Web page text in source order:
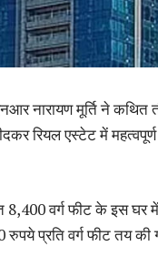
नारायण मूर्ति ने कथित
रियल एस्टेट में
8,400 वर्ग फीट के इस घर
रुपये प्रति वर्ग फीट तय